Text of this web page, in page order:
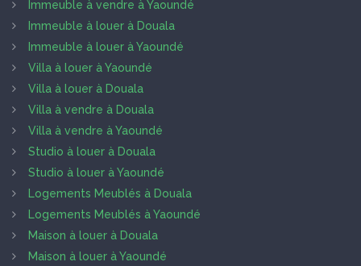
Immeuble à vendre à Yaoundé
Immeuble à louer à Douala
Immeuble à louer à Yaoundé
Villa à louer à Yaoundé
Villa à louer à Douala
Villa à vendre à Douala
Villa à vendre à Yaoundé
Studio à louer à Douala
Studio à louer à Yaoundé
Logements Meublés à Douala
Logements Meublés à Yaoundé
Maison à louer à Douala
Maison à louer à Yaoundé